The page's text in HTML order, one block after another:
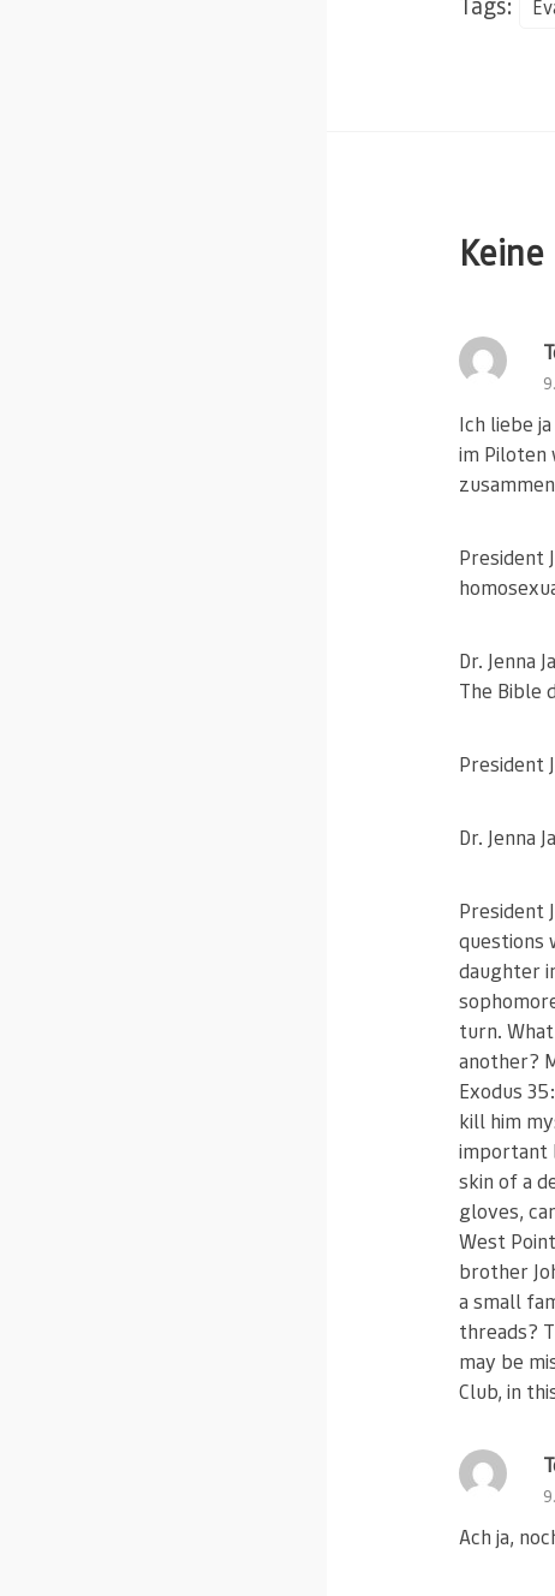
Ich liebe
im Piloten
President
Dr. Jenna
The Bible
President
Dr. Jenna
President
questions
daughter
turn.
another?
Exodus
kill him
important
skin of a
gloves,
West
brother
a small
threads?
may be
Club, in
Ach ja,